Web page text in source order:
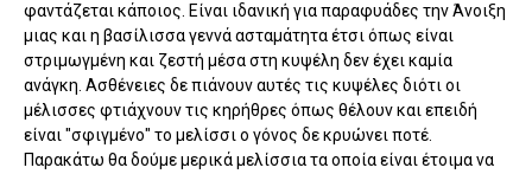
φαντάζεται κάποιος. Είναι ιδανική για παραφυάδες την Άνοιξη
μιας και η βασίλισσα γεννά ασταμάτητα έτσι όπως είναι
στριμωγμένη και ζεστή μέσα στη κυψέλη δεν έχει καμία
ανάγκη. Ασθένειες δε πιάνουν αυτές τις κυψέλες διότι οι
μέλισσες φτιάχνουν τις κηρήθρες όπως θέλουν και επειδή
είναι "σφιγμένο" το μελίσσι ο γόνος δε κρυώνει ποτέ.
Παρακάτω θα δούμε μερικά μελίσσια τα οποία είναι έτοιμα να